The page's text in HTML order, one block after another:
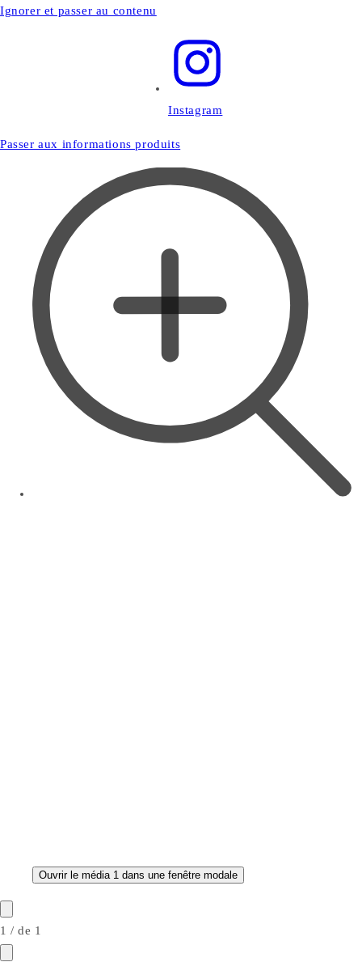
Ignorer et passer au contenu
Instagram
Passer aux informations produits
Ouvrir le média 1 dans une fenêtre modale
1 /de 1